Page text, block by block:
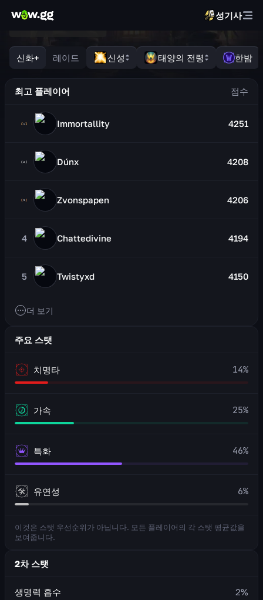
성기사
신화+ 레이드 신성 태양의 전령 한밤
최고 플레이어
Immortallity 4251
Dúnx 4208
Zvonspapen 4206
4 Chattedivine 4194
5 Twistyxd 4150
더 보기
주요 스탯
치명타 14%
가속 25%
특화 46%
유연성 6%
이것은 스탯 우선순위가 아닙니다. 모든 플레이어의 각 스탯 평균값을
보여줍니다.
2차 스탯
생명력 흡수 2%